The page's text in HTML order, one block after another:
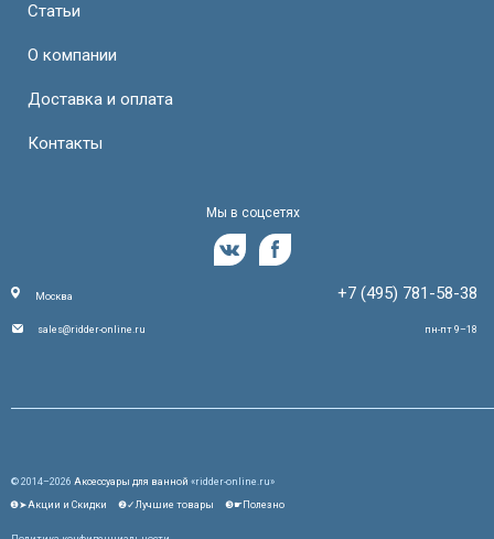
Статьи
О компании
Доставка и оплата
Контакты
Мы в соцсетях
+7 (495) 781-58-38
пн-пт 9–18
Москва
sales@ridder-online.ru
© 2014–2026 Аксессуары для ванной «ridder-online.ru»
❶➤Акции и Скидки ❷✓Лучшие товары ❸☛Полезно